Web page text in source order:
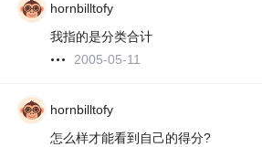
hornbilltofy
我指的是分类合计
2005-05-11
hornbilltofy
怎么样才能看到自己的得分?